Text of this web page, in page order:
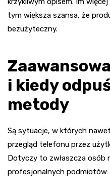
tym większa szansa, że
bezużyteczny.
i kiedy
metody
Są sytuacje, w których
przegląd telefonu przez
Dotyczy to zwłaszcza osób
profesjonalnych